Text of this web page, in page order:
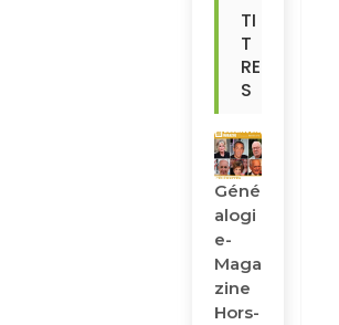
TI
T
RE
S
Géné
Alogi
E-
Maga
Zine
Hors-